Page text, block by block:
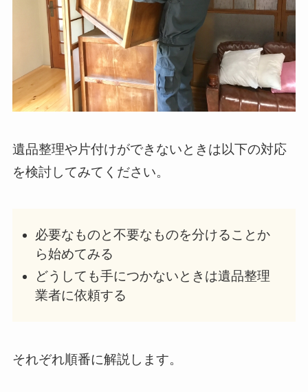
遺品整理や片付けができないときは以下の対応
を検討してみてください。
必要なものと不要なものを分けることか
ら始めてみる
どうしても手につかないときは遺品整理
業者に依頼する
それぞれ順番に解説します。